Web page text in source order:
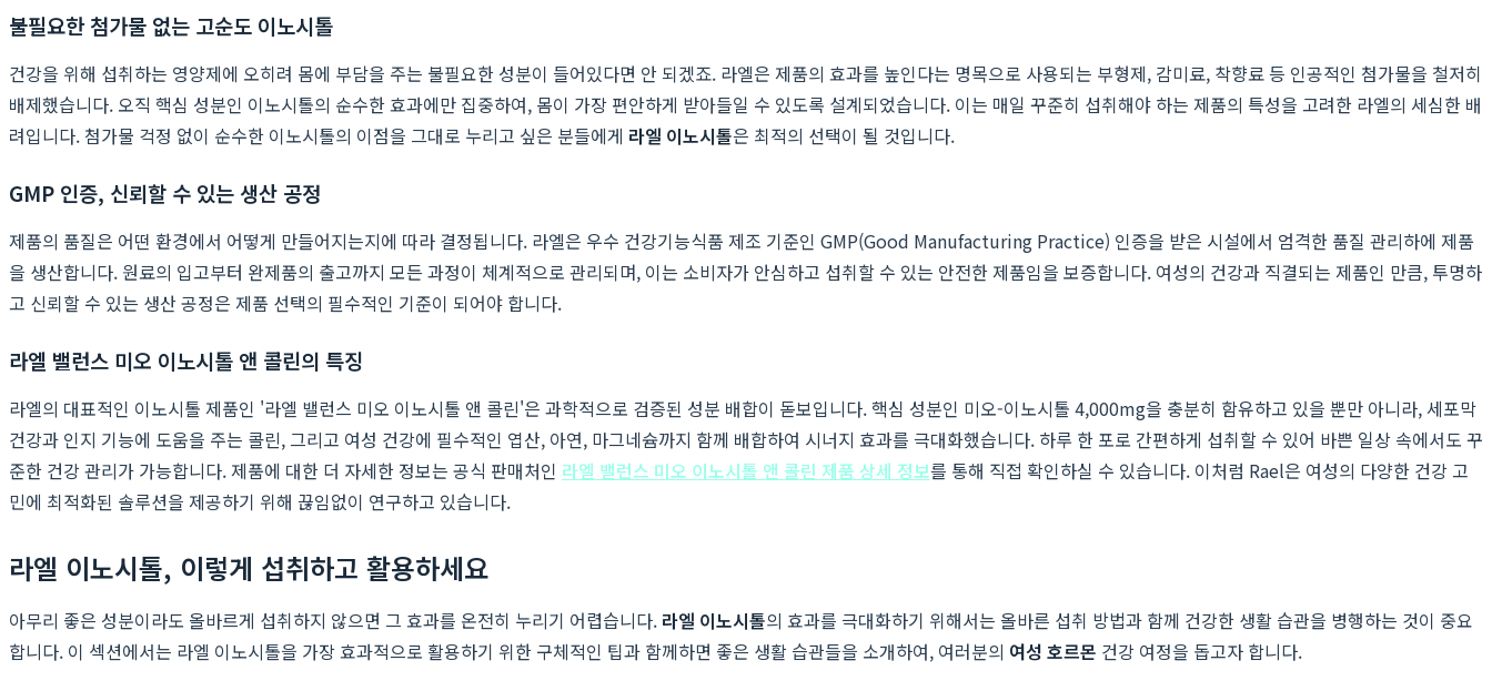
불필요한 첨가물 없는 고순도 이노시톨
건강을 위해 섭취하는 영양제에 오히려 몸에 부담을 주는 불필요한 성분이 들어있다면 안 되겠죠. 라엘은 제품의 효과를 높인다는 명목으로 사용되는 부형제, 감미료, 착향료 등 인공적인 첨가물을 철저히
배제했습니다. 오직 핵심 성분인 이노시톨의 순수한 효과에만 집중하여, 몸이 가장 편안하게 받아들일 수 있도록 설계되었습니다. 이는 매일 꾸준히 섭취해야 하는 제품의 특성을 고려한 라엘의 세심한 배
려입니다. 첨가물 걱정 없이 순수한 이노시톨의 이점을 그대로 누리고 싶은 분들에게 라엘 이노시톨은 최적의 선택이 될 것입니다.
GMP 인증, 신뢰할 수 있는 생산 공정
제품의 품질은 어떤 환경에서 어떻게 만들어지는지에 따라 결정됩니다. 라엘은 우수 건강기능식품 제조 기준인 GMP(Good Manufacturing Practice) 인증을 받은 시설에서 엄격한 품질 관리하에 제품
을 생산합니다. 원료의 입고부터 완제품의 출고까지 모든 과정이 체계적으로 관리되며, 이는 소비자가 안심하고 섭취할 수 있는 안전한 제품임을 보증합니다. 여성의 건강과 직결되는 제품인 만큼, 투명하
고 신뢰할 수 있는 생산 공정은 제품 선택의 필수적인 기준이 되어야 합니다.
라엘 밸런스 미오 이노시톨 앤 콜린의 특징
라엘의 대표적인 이노시톨 제품인 '라엘 밸런스 미오 이노시톨 앤 콜린'은 과학적으로 검증된 성분 배합이 돋보입니다. 핵심 성분인 미오-이노시톨 4,000mg을 충분히 함유하고 있을 뿐만 아니라, 세포막
건강과 인지 기능에 도움을 주는 콜린, 그리고 여성 건강에 필수적인 엽산, 아연, 마그네슘까지 함께 배합하여 시너지 효과를 극대화했습니다. 하루 한 포로 간편하게 섭취할 수 있어 바쁜 일상 속에서도 꾸
준한 건강 관리가 가능합니다. 제품에 대한 더 자세한 정보는 공식 판매처인 라엘 밸런스 미오 이노시톨 앤 콜린 제품 상세 정보를 통해 직접 확인하실 수 있습니다. 이처럼 Rael은 여성의 다양한 건강 고
민에 최적화된 솔루션을 제공하기 위해 끊임없이 연구하고 있습니다.
라엘 이노시톨, 이렇게 섭취하고 활용하세요
아무리 좋은 성분이라도 올바르게 섭취하지 않으면 그 효과를 온전히 누리기 어렵습니다. 라엘 이노시톨의 효과를 극대화하기 위해서는 올바른 섭취 방법과 함께 건강한 생활 습관을 병행하는 것이 중요
합니다. 이 섹션에서는 라엘 이노시톨을 가장 효과적으로 활용하기 위한 구체적인 팁과 함께하면 좋은 생활 습관들을 소개하여, 여러분의 여성 호르몬 건강 여정을 돕고자 합니다.